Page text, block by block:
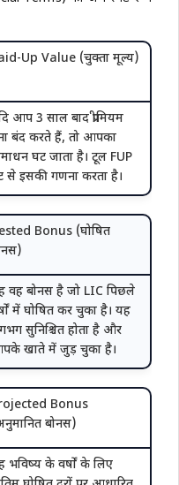
Up Value (चुक्ता मूल्य)
आप 3 साल बाद प्रीमियम
बंद करते हैं, तो आपका
घट जाता है। टूल FUP
से इसकी गणना करता है।
Bonus (घोषित
वह बोनस है जो LIC पिछले
में घोषित कर चुका है। यह
सुनिश्चित होता है और
खाते में जुड़ चुका है।
Bonus
बोनस)
भविष्य के वर्षों के लिए